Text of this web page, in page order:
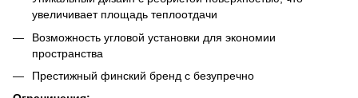
увеличивает площадь теплоотдачи
Возможность угловой установки для экономии
пространства
Престижный финский бренд с безупречно